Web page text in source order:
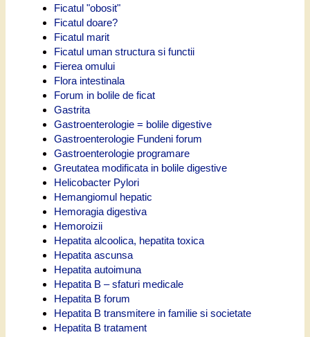
Ficatul "obosit"
Ficatul doare?
Ficatul marit
Ficatul uman structura si functii
Fierea omului
Flora intestinala
Forum in bolile de ficat
Gastrita
Gastroenterologie = bolile digestive
Gastroenterologie Fundeni forum
Gastroenterologie programare
Greutatea modificata in bolile digestive
Helicobacter Pylori
Hemangiomul hepatic
Hemoragia digestiva
Hemoroizii
Hepatita alcoolica, hepatita toxica
Hepatita ascunsa
Hepatita autoimuna
Hepatita B – sfaturi medicale
Hepatita B forum
Hepatita B transmitere in familie si societate
Hepatita B tratament